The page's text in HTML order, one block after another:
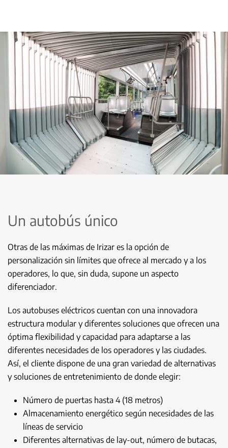
Un autobús único
Otras de las máximas de Irizar es la opción de
personalización sin límites que ofrece al mercado y a los
operadores, lo que, sin duda, supone un aspecto
diferenciador.
Los autobuses eléctricos cuentan con una innovadora
estructura modular y diferentes soluciones que ofrecen una
óptima flexibilidad y capacidad para adaptarse a las
diferentes necesidades de los operadores y las ciudades.
Así, el cliente dispone de una gran variedad de alternativas
y soluciones de entretenimiento de donde elegir:
Número de puertas hasta 4 (18 metros)
Almacenamiento energético según necesidades de las
líneas de servicio
Diferentes alternativas de lay-out, número de butacas,